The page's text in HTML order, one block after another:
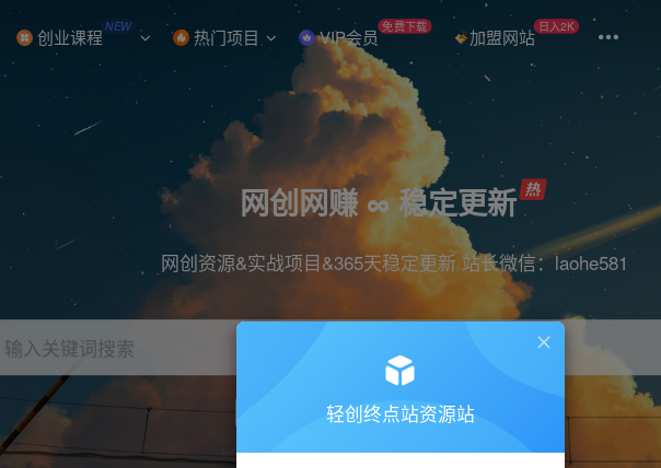
创业课程 NEW 热门项目 VIP会员 免费下载 加盟网站 日入2K
网创网赚 ∞ 稳定更新
网创资源&实战项目&365天稳定更新 站长微信：laohe581
输入关键词搜索
引流 短视频 剪辑
轻创终点站资源站